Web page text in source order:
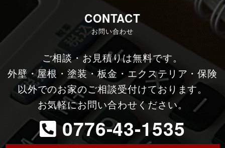
CONTACT
お問い合わせ
ご相談・お見積りは無料です。
外壁・屋根・塗装・板金・エクステリア・保険
以外でのお家のご相談受付けております。
お気軽にお問い合わせください。
0776-43-1535